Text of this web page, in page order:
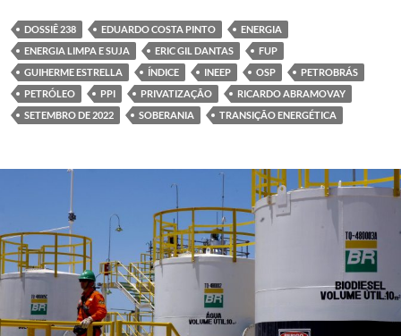
DOSSIÊ 238 EDUARDO COSTA PINTO
ENERGIA
ENERGIA LIMPA E SUJA
ERIC GIL DANTAS
FUP
GUIHERME ESTRELLA
ÍNDICE INEEP OSP
PETROBRÁS
PETRÓLEO
PPI PRIVATIZAÇÃO
RICARDO ABRAMOVAY
SETEMBRO DE 2022
SOBERANIA TRANSIÇÃO ENERGÉTICA